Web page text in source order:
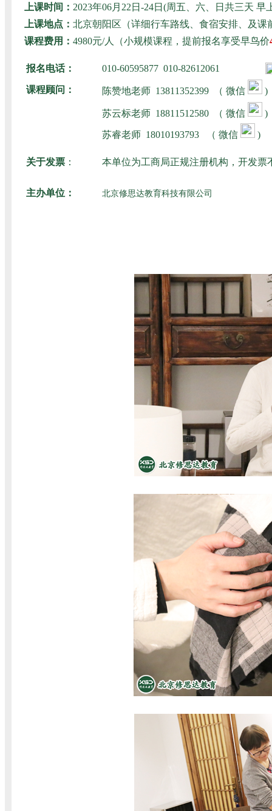
上课时间： 2023年06月22日-24日(周五、六、日共三天
上课地点： 北京朝阳区（详细行车路线、食宿安排、及
课程费用： 4980元/人（小规模课程，提前报名享受早鸟价
报名电话： 010-60595877 010-82612061
课程顾问： 陈赞地老师 13811352399 （ 微信 )
苏云标老师 18811512580 （ 微信 )
苏睿老师 18010193793 （ 微信 )
关于发票 ： 本单位为工商局正规注册机构，开发票
主办单位： 北京修思达教育科技有限公司